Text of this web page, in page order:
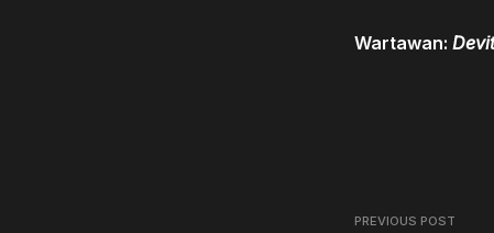
Wartawan:
PREVIOUS POST